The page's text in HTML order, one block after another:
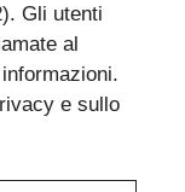
Gli utenti
al
e sullo